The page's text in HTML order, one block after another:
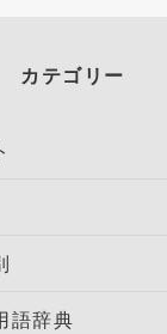
カテゴリー
語辞典